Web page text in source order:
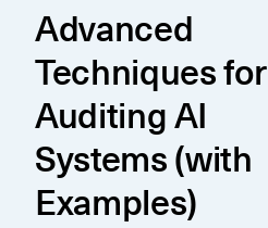
Advanced
Techniques for
Auditing AI
Systems (with
Examples)